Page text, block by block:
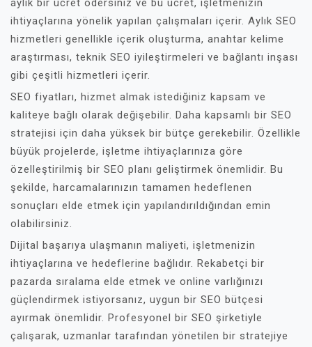
aylık bir ücret ödersiniz ve bu ücret, işletmenizin
ihtiyaçlarına yönelik yapılan çalışmaları içerir. Aylık SEO
hizmetleri genellikle içerik oluşturma, anahtar kelime
araştırması, teknik SEO iyileştirmeleri ve bağlantı inşası
gibi çeşitli hizmetleri içerir.
SEO fiyatları, hizmet almak istediğiniz kapsam ve
kaliteye bağlı olarak değişebilir. Daha kapsamlı bir SEO
stratejisi için daha yüksek bir bütçe gerekebilir. Özellikle
büyük projelerde, işletme ihtiyaçlarınıza göre
özelleştirilmiş bir SEO planı geliştirmek önemlidir. Bu
şekilde, harcamalarınızın tamamen hedeflenen
sonuçları elde etmek için yapılandırıldığından emin
olabilirsiniz.
Dijital başarıya ulaşmanın maliyeti, işletmenizin
ihtiyaçlarına ve hedeflerine bağlıdır. Rekabetçi bir
pazarda sıralama elde etmek ve online varlığınızı
güçlendirmek istiyorsanız, uygun bir SEO bütçesi
ayırmak önemlidir. Profesyonel bir SEO şirketiyle
çalışarak, uzmanlar tarafından yönetilen bir stratejiye